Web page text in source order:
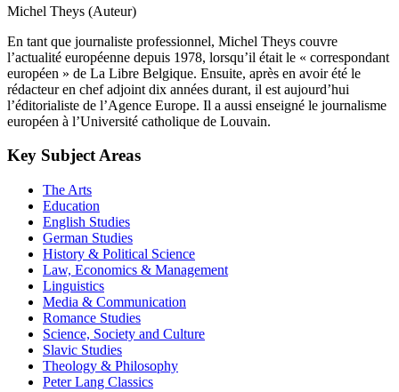
Michel Theys (Auteur)
En tant que journaliste professionnel, Michel Theys couvre
l’actualité européenne depuis 1978, lorsqu’il était le « correspondant
européen » de La Libre Belgique. Ensuite, après en avoir été le
rédacteur en chef adjoint dix années durant, il est aujourd’hui
l’éditorialiste de l’Agence Europe. Il a aussi enseigné le journalisme
européen à l’Université catholique de Louvain.
Key Subject Areas
The Arts
Education
English Studies
German Studies
History & Political Science
Law, Economics & Management
Linguistics
Media & Communication
Romance Studies
Science, Society and Culture
Slavic Studies
Theology & Philosophy
Peter Lang Classics